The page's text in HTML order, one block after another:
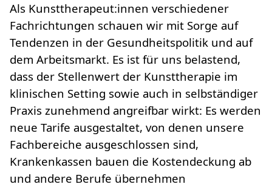
Als Kunsttherapeut:innen verschiedener
Fachrichtungen schauen wir mit Sorge auf
Tendenzen in der Gesundheitspolitik und auf
dem Arbeitsmarkt. Es ist für uns belastend,
dass der Stellenwert der Kunsttherapie im
klinischen Setting sowie auch in selbständiger
Praxis zunehmend angreifbar wirkt: Es werden
neue Tarife ausgestaltet, von denen unsere
Fachbereiche ausgeschlossen sind,
Krankenkassen bauen die Kostendeckung ab
und andere Berufe übernehmen